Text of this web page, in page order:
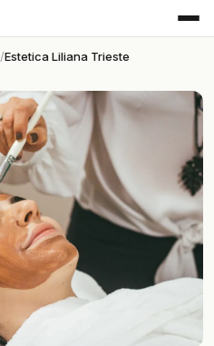
Estetica Liliana Trieste